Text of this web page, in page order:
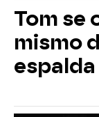
Tom se
mismo
espalda